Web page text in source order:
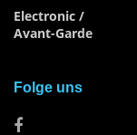
Electronic /
Avant-Garde
Folge uns